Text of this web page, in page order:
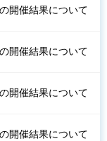
開催結果について
開催結果について
開催結果について
開催結果について